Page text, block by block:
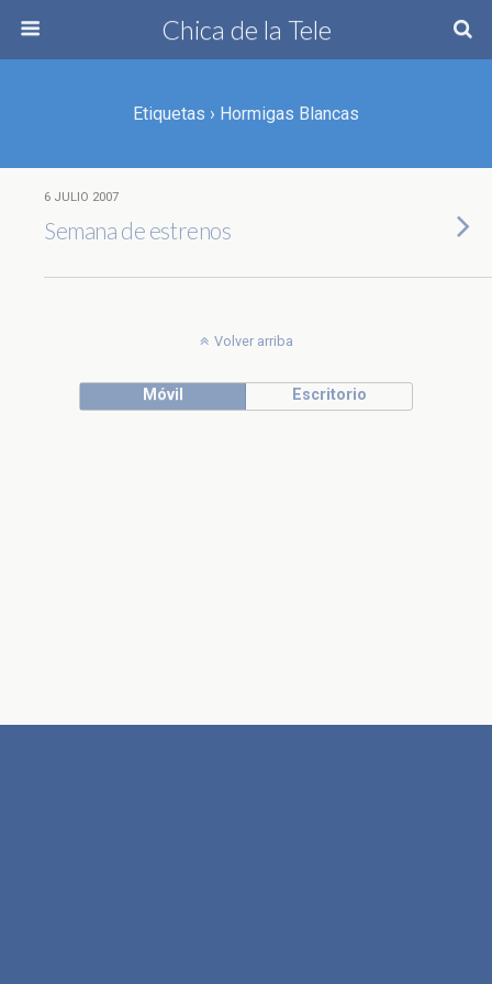
Chica de la Tele
Etiquetas › Hormigas Blancas
6 JULIO 2007
Semana de estrenos
Volver arriba
Móvil Escritorio